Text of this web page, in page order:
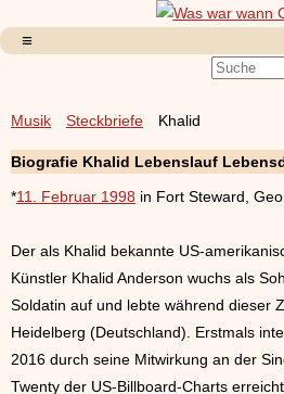
Musik Steckbriefe Khalid
Biografie Khalid Lebenslauf
*11. Februar 1998 in Fort Steward,
Der als Khalid bekannte US-
Künstler Khalid Anderson wuchs als
Soldatin auf und lebte während dieser
Heidelberg (Deutschland). Erstmals
2016 durch seine Mitwirkung an der
Twenty der US-Billboard-Charts